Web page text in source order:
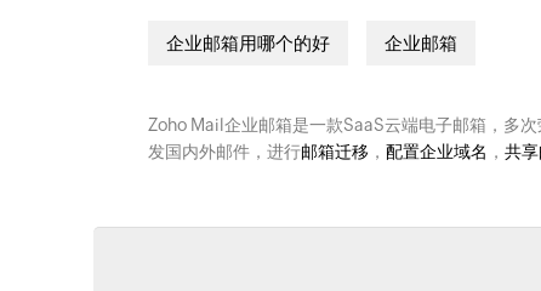
企业邮箱用哪个的好 企业邮箱
Zoho Mail企业邮箱是一款SaaS云端电子邮箱，多
发国内外邮件，进行邮箱迁移 ， 配置企业域名 ， 共